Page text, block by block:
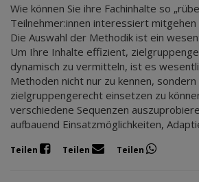
Wie können Sie ihre Fachinhalte so
Teilnehmer:innen interessiert mitgehen
Die Auswahl der Methodik ist ein
Um Ihre Inhalte effizient,
dynamisch zu vermitteln, ist es
Methoden nicht nur zu kennen, sondern
zielgruppengerecht einsetzen zu
verschiedene Sequenzen
aufbauend Einsatzmöglichkeiten,
Teilen Teilen Teilen